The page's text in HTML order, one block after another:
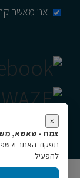
אני מאשר
כל
×
צמח - שאשא,
תפקוד האתר
להפעיל.